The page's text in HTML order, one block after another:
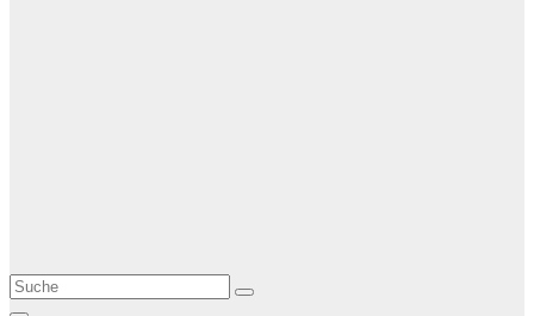
Le Matin
AGENCE DE PRESSE